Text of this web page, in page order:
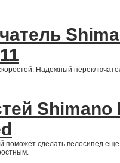
Надежный
Shimano
поможет сделать велосипед